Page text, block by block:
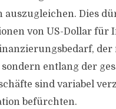
Dies
von US-Dollar
entlang der
sind variabel
befürchten.